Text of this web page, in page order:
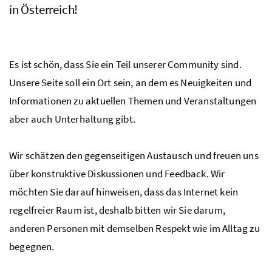
in Österreich!
Es ist schön, dass Sie ein Teil unserer Community sind.
Unsere Seite soll ein Ort sein, an dem es Neuigkeiten und
Informationen zu aktuellen Themen und Veranstaltungen
aber auch Unterhaltung gibt.
Wir schätzen den gegenseitigen Austausch und freuen uns
über konstruktive Diskussionen und Feedback. Wir
möchten Sie darauf hinweisen, dass das Internet kein
regelfreier Raum ist, deshalb bitten wir Sie darum,
anderen Personen mit demselben Respekt wie im Alltag zu
begegnen.